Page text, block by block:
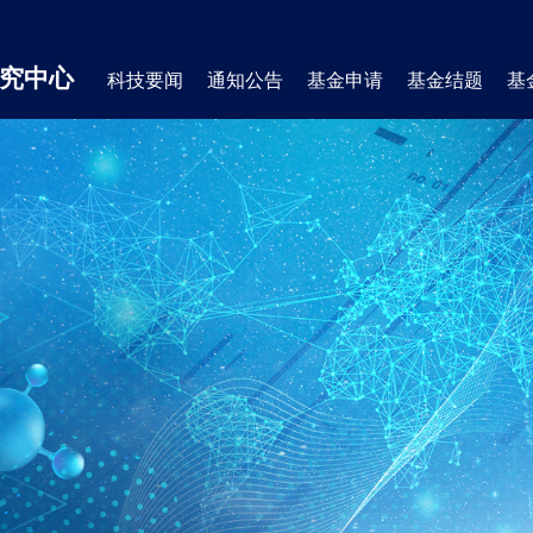
中心 科技要闻 通知公告 基金申请 基金结题 基